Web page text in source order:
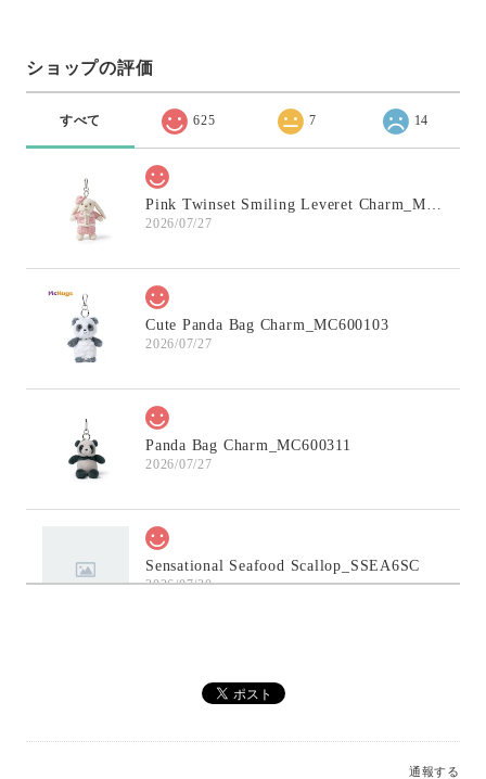
ショップの評価
すべて 625 7 14
2026/07/27
Cute Panda Bag Charm_MC600103
2026/07/27
Panda Bag Charm_MC600311
2026/07/27
Sensational Seafood Scallop_SSEA6SC
2026/07/20
2026/07/12
通報する